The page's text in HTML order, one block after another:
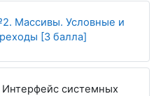
Массивы. Условные и
[3 балла]
системных